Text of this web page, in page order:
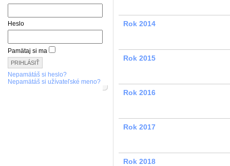
Heslo
Pamätaj si ma
Nepamätáš si heslo?
Nepamätáš si užívateľské meno?
Rok 2014
Rok 2015
Rok 2016
Rok 2017
Rok 2018